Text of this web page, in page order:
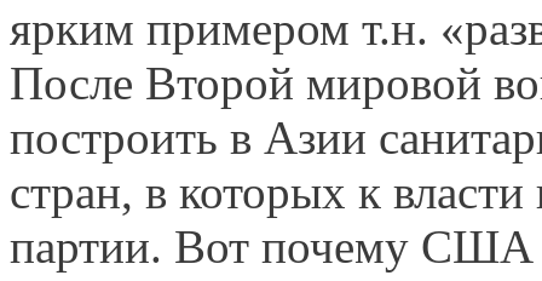
ярким примером т.н.
После Второй мировой
построить в Азии
стран, в которых к
партии. Вот почему США